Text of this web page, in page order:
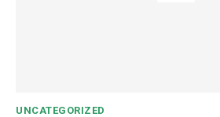
UNCATEGORIZED